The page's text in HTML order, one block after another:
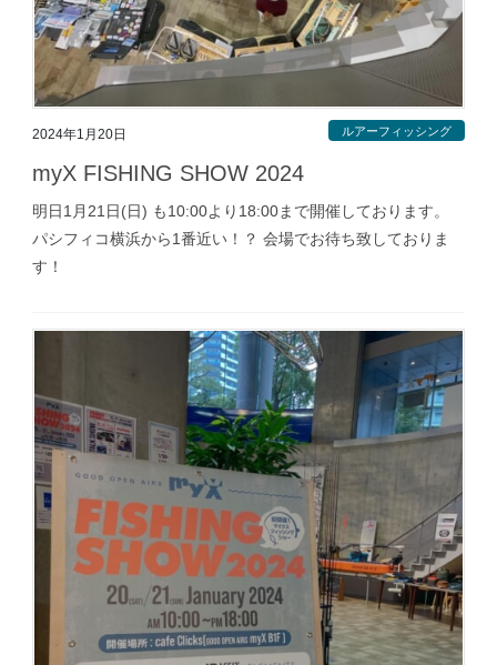
2024年1月20日 ルアーフィッシング
myX FISHING SHOW 2024
明日1月21日(日) も10:00より18:00まで開催しております。
パシフィコ横浜から1番近い！？ 会場でお待ち致しておりま
す！